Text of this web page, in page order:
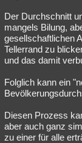
Der Durchschnitt
mangels Bilung,
gesellschaftlichen
Tellerrand zu
und das damit
Folglich kann ein
Diesen Prozess
aber auch ganz
zu einer für alle